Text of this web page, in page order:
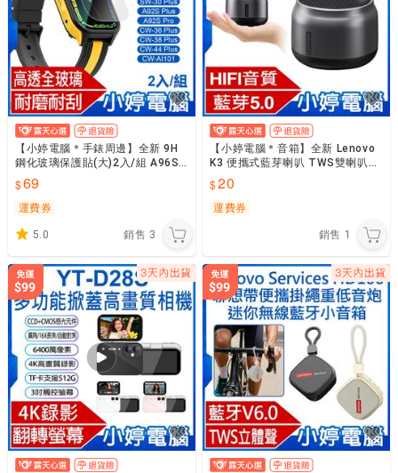
【小婷電腦＊手錶周邊】全新 9H
鋼化玻璃保護貼(大)2入/組 A96S/
SW-16/AW-S9/AW-12/SW-30
69
運費券
5.0 銷售 3
【小婷電腦＊音箱】全新 Lenovo
K3 便攜式藍芽喇叭 TWS雙喇叭串
聯 HIFI音質 免持通話 迷你輕巧 持
久續航
20
運費券
銷售 1